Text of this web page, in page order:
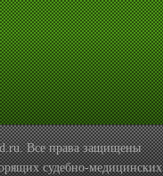
Все права защищены
судебно-медицинских